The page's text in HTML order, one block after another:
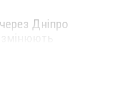
Дніпро